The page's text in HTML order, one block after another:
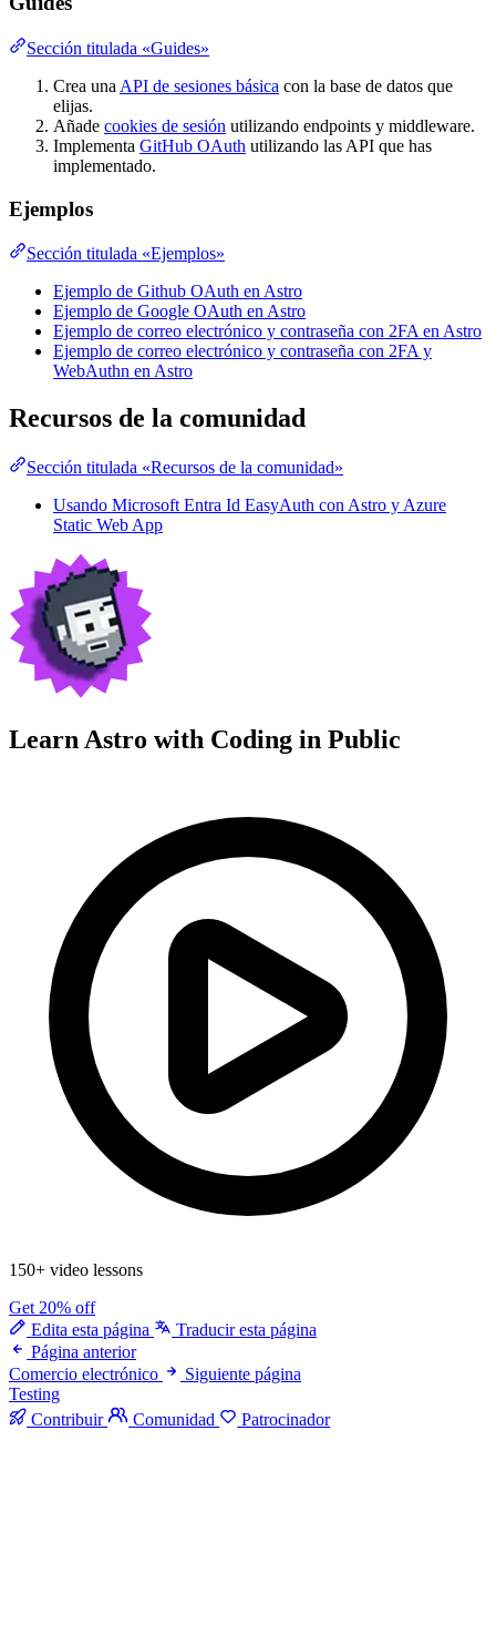
Sección titulada «Guides»
Crea una API de sesiones básica con la base de datos que
elijas.
Añade cookies de sesión utilizando endpoints y middleware.
Implementa GitHub OAuth utilizando las API que has
implementado.
Ejemplos
Sección titulada «Ejemplos»
Ejemplo de Github OAuth en Astro
Ejemplo de Google OAuth en Astro
Ejemplo de correo electrónico y contraseña con 2FA en Astro
Ejemplo de correo electrónico y contraseña con 2FA y
WebAuthn en Astro
Recursos de la comunidad
Sección titulada «Recursos de la comunidad»
Usando Microsoft Entra Id EasyAuth con Astro y Azure
Static Web App
Learn Astro with Coding in Public
150+ video lessons
Get 20% off
Edita esta página
Traducir esta página
Página anterior
Comercio electrónico
Siguiente página
Testing
Contribuir
Comunidad Patrocinador